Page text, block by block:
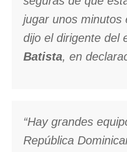
jugar unos minutos
dijo el dirigente del
Batista, en
“Hay grandes
República